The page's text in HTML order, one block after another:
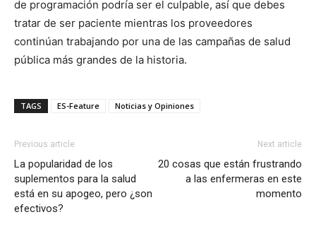
de programación podría ser el culpable, así que debes
tratar de ser paciente mientras los proveedores
continúan trabajando por una de las campañas de salud
pública más grandes de la historia.
TAGS ES-Feature Noticias y Opiniones
Previous article
La popularidad de los
suplementos para la salud
está en su apogeo, pero ¿son
efectivos?
Next article
20 cosas que están frustrando
a las enfermeras en este
momento